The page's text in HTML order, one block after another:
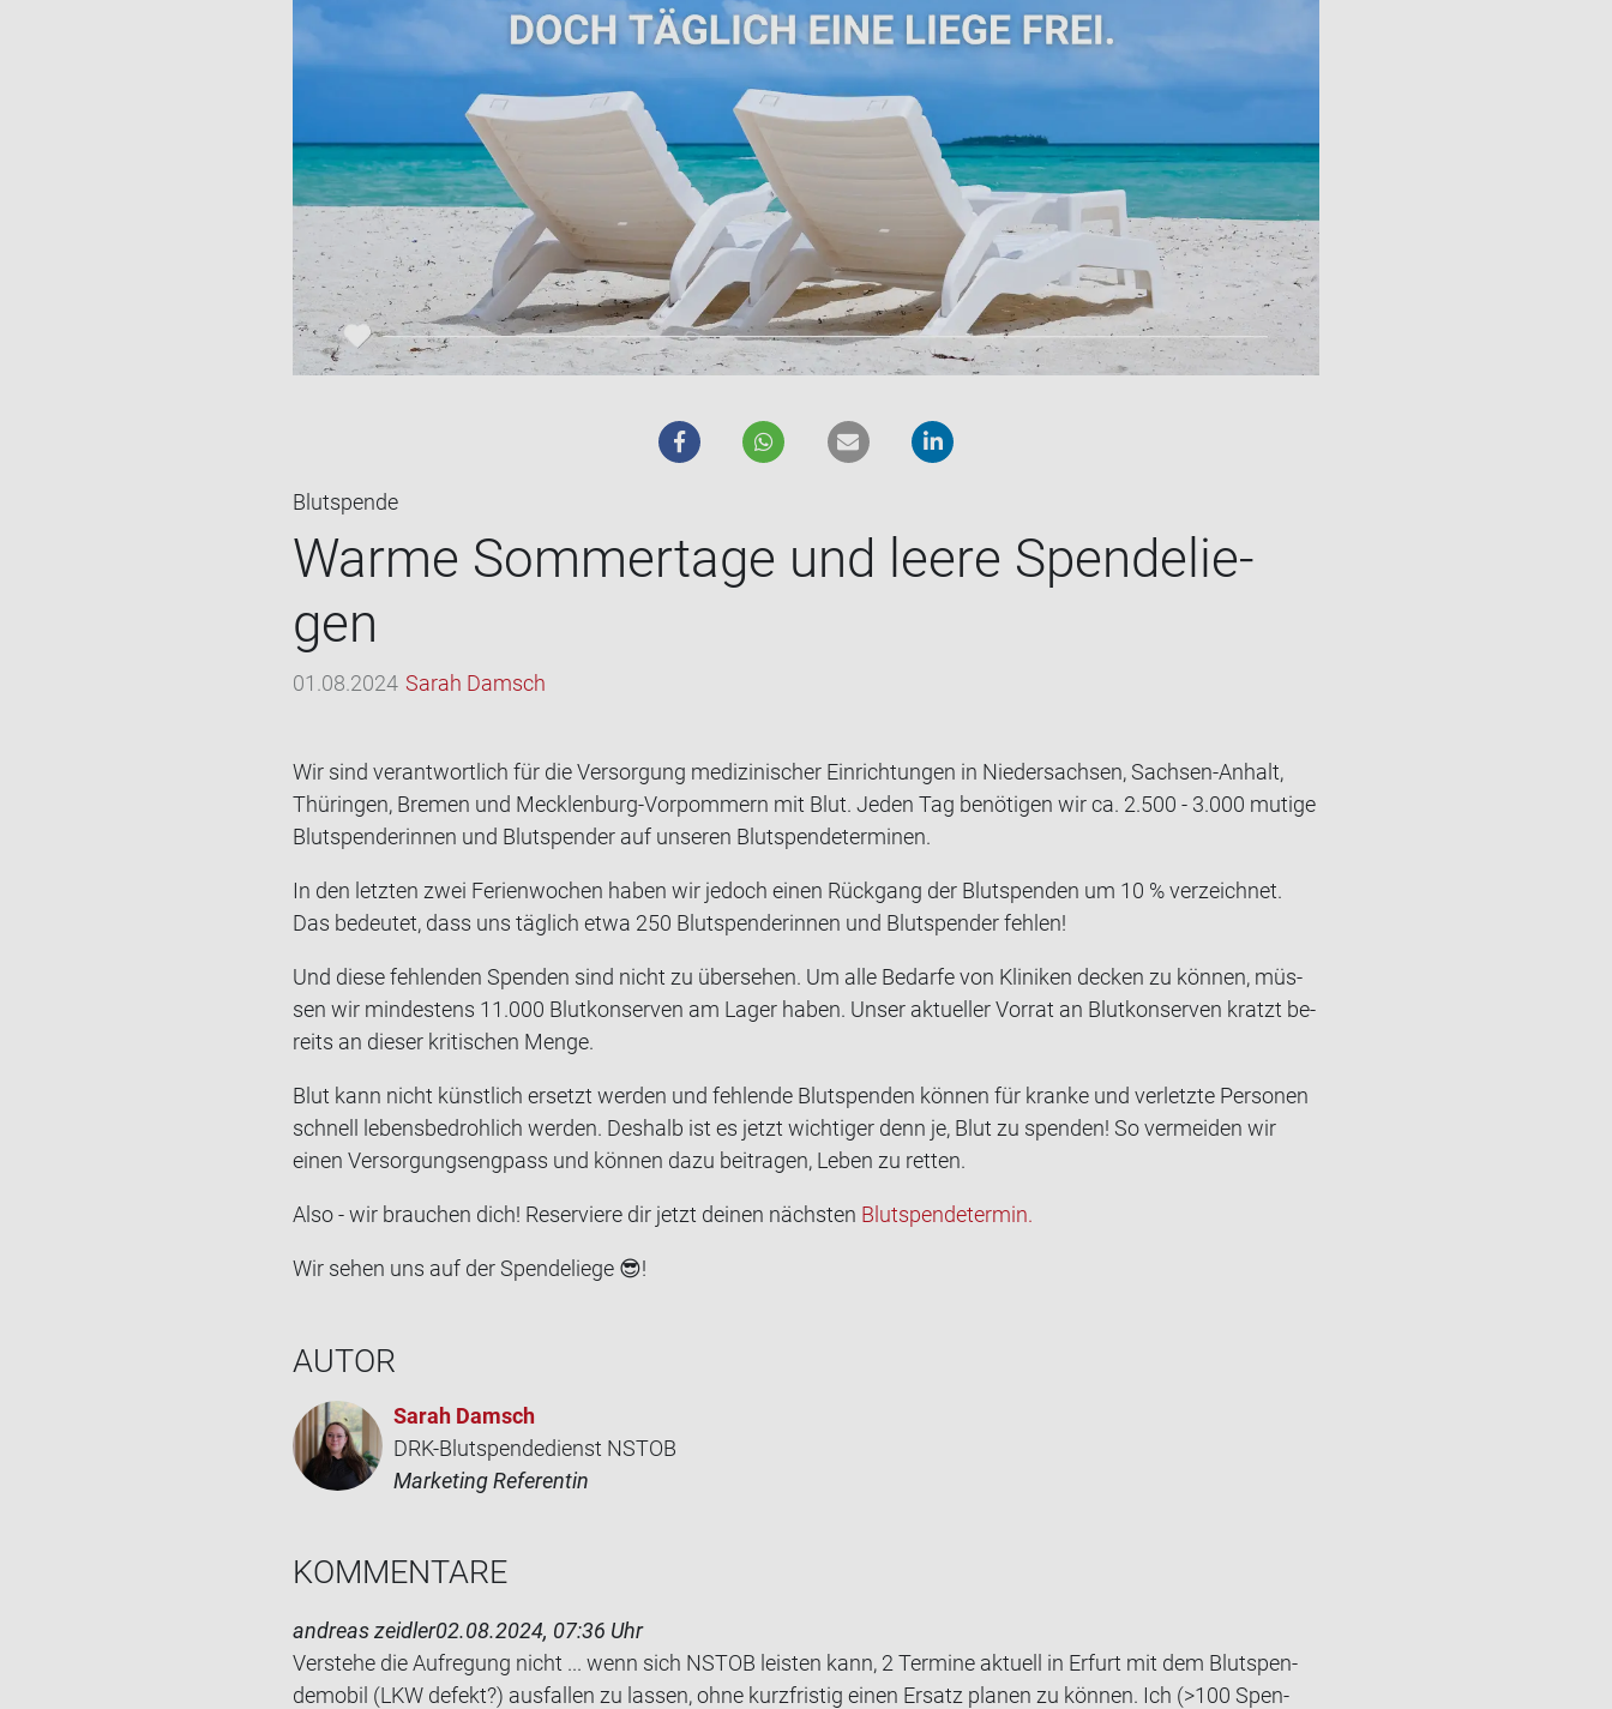
Blutspende
Warme Som­mer­ta­ge und leere Spen­de­lie­
gen
01.08.2024 Sarah Damsch
Wir sind ver­ant­wort­lich für die Ver­sor­gung me­di­zi­ni­scher Ein­rich­tun­gen in Nie­der­sach­sen, Sachsen-​Anhalt,
Thü­rin­gen, Bre­men und Mecklenburg-​Vorpommern mit Blut. Jeden Tag be­nö­ti­gen wir ca. 2.500 - 3.000 mu­ti­ge
Blut­spen­de­rin­nen und Blut­spen­der auf un­se­ren Blut­spen­de­ter­mi­nen.
In den letz­ten zwei Fe­ri­en­wo­chen haben wir je­doch einen Rück­gang der Blut­spen­den um 10 % ver­zeich­net.
Das be­deu­tet, dass uns täg­lich etwa 250 Blut­spen­de­rin­nen und Blut­spen­der feh­len!
Und diese feh­len­den Spen­den sind nicht zu über­se­hen. Um alle Be­dar­fe von Kli­ni­ken de­cken zu kön­nen, müs­
sen wir min­des­tens 11.000 Blut­kon­ser­ven am Lager haben. Unser ak­tu­el­ler Vor­rat an Blut­kon­ser­ven kratzt be­
reits an die­ser kri­ti­schen Menge.
Blut kann nicht künst­lich er­setzt wer­den und feh­len­de Blut­spen­den kön­nen für kran­ke und ver­letz­te Per­so­nen
schnell le­bens­be­droh­lich wer­den. Des­halb ist es jetzt wich­ti­ger denn je, Blut zu spen­den! So ver­mei­den wir
einen Ver­sor­gungs­eng­pass und kön­nen dazu bei­tra­gen, Leben zu ret­ten.
Also - wir brau­chen dich! Re­ser­vie­re dir jetzt dei­nen nächs­ten Blut­spen­de­ter­min.
Wir sehen uns auf der Spen­de­lie­ge 😎!
AUTOR
Sarah Damsch
DRK-Blutspendedienst NSTOB
Marketing Referentin
KOM­MEN­TA­RE
andreas zeidler02.08.2024, 07:36 Uhr
Ver­ste­he die Auf­re­gung nicht ... wenn sich NSTOB leis­ten kann, 2 Ter­mi­ne ak­tu­ell in Er­furt mit dem Blut­spen­
de­mo­bil (LKW de­fekt?) aus­fal­len zu las­sen, ohne kurz­fris­tig einen Er­satz pla­nen zu kön­nen. Ich (>100 Spen­